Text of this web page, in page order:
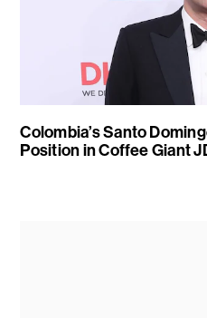
Colombia’s Santo
Position in Coffee Giant